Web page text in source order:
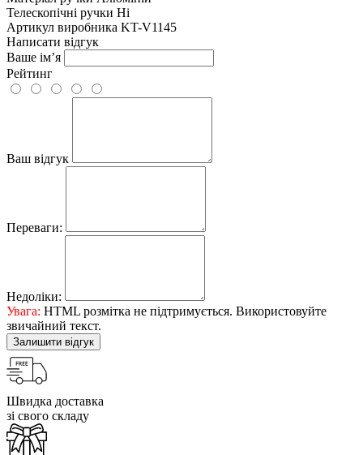
Телескопічні ручки Ні
Артикул виробника KT-V1145
Написати відгук
Ваше ім’я
Рейтинг
Ваш відгук
Переваги:
Недоліки:
Увага: HTML розмітка не підтримується. Використовуйте
звичайний текст.
Залишити відгук
Швидка доставка
зі свого складу